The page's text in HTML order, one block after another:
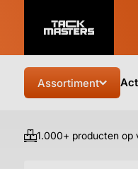
Assortiment
1.000+ producten op